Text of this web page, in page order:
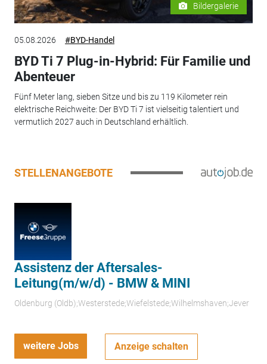
Bildergalerie
05.08.2026 #BYD-Handel
BYD Ti 7 Plug-in-Hybrid: Für Familie und
Abenteuer
Fünf Meter lang, sieben Sitze und bis zu 119 Kilometer rein
elektrische Reichweite: Der BYD Ti 7 ist vielseitig talentiert und
vermutlich 2027 auch in Deutschland erhältlich.
STELLENANGEBOTE
Assistenz der Aftersales-
Leitung(m/w/d) - BMW & MINI
Oldenburg (Oldb);Westerstede;Wiefelstede;Wilhelmshaven;Jever
weitere Jobs Anzeige schalten